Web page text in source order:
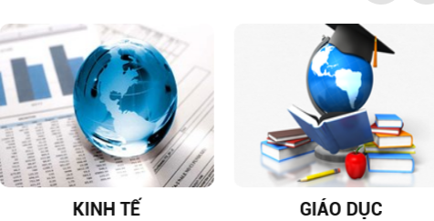
KINH TẾ GIÁO DỤC